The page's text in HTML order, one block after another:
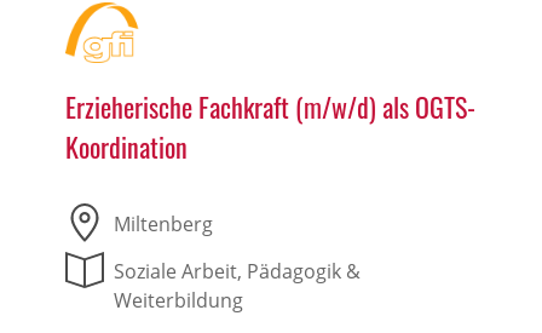
Erzieherische Fachkraft (m/w/d) als OGTS-
Koordination
Miltenberg
Soziale Arbeit, Pädagogik &
Weiterbildung